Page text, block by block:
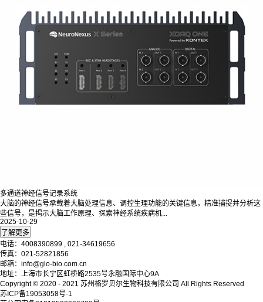
多通道神经信号记录系统
大脑的神经信号承载着大脑处理信息、调控生理功能的关键信息，精准捕捉并分析这
些信号，是揭示大脑工作原理、探索神经系统疾病机...
2025-10-29
电话：4008390899 , 021-34619656
传真：021-52821856
邮箱：info@glo-bio.com.cn
地址：上海市长宁区虹桥路2535号永融国际中心9A
Copyright © 2020 - 2021 苏州格罗贝尔生物科技有限公司 All Rights Reserved
苏ICP备19053058号-1